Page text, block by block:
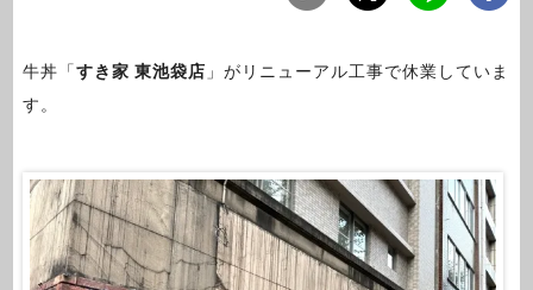
牛丼「すき家 東池袋店 」がリニューアル工事で休業していま
す。